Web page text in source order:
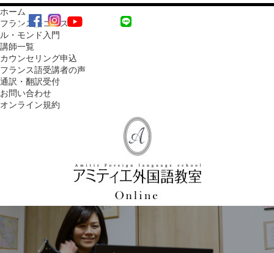
ホーム
フランス語コース
ル・モンド入門
講師一覧
カウンセリング申込
フランス語受講者の声
通訳・翻訳受付
お問い合わせ
オンライン規約